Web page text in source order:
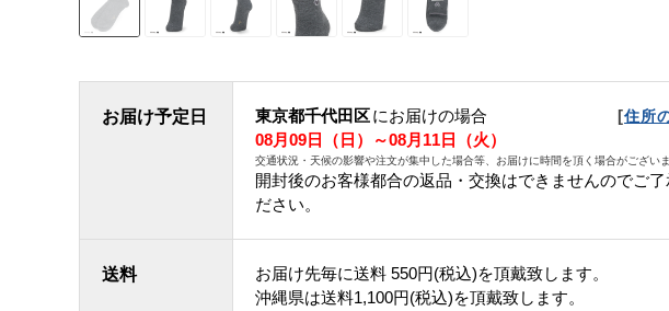
お届け予定日 東京都千代田区にお届けの場合 [住所
08月09日（日）～08月11日（火）
交通状況・天候の影響や注文が集中した場合等、お届けに時間を頂く場合がございま
開封後のお客様都合の返品・交換はできませんのでご了
ださい。
送料 お届け先毎に送料 550円(税込)を頂戴致します。
沖縄県は送料1,100円(税込)を頂戴致します。